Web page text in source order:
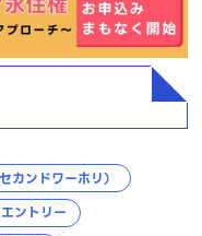
カンドワーホリ）
ントリー